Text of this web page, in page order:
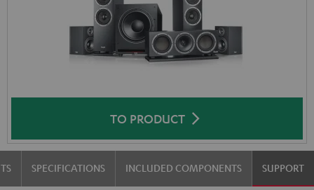
TO PRODUCT
SPECIFICATIONS INCLUDED COMPONENTS SUPPORT